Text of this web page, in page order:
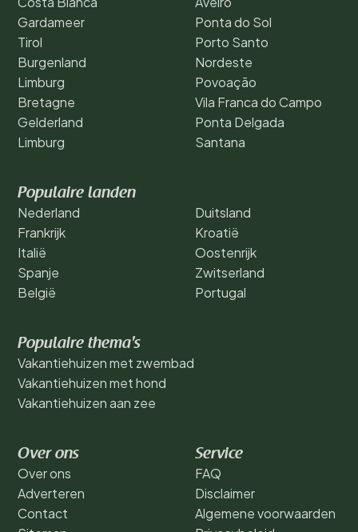
Gardameer
Tirol
Burgenland
Limburg
Bretagne
Gelderland
Limburg
Ponta do Sol
Porto Santo
Nordeste
Povoação
Vila Franca do Campo
Ponta Delgada
Santana
Populaire landen
Nederland
Frankrijk
Italië
Spanje
België
Duitsland
Kroatië
Oostenrijk
Zwitserland
Portugal
Populaire thema's
Vakantiehuizen met zwembad
Vakantiehuizen met hond
Vakantiehuizen aan zee
Over ons
Over ons
Adverteren
Contact
Service
FAQ
Disclaimer
Algemene voorwaarden